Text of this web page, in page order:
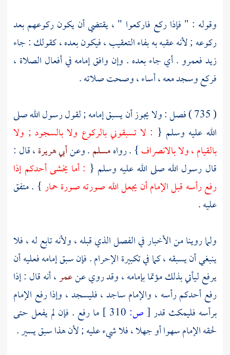
وقوله : " فإذا ركع فاركعوا " ، يقتضي أن يكون ركوعهم بعد
ركوعه ; لأنه عقبه به بفاء التعقيب ، فيكون بعده ، كقولك : جاء
زيد فعمرو . أي جاء بعده . وإن وافق إمامه في أفعال الصلاة ،
فركع وسجد معه ، أساء ، وصحت صلاته .
( 735 ) فصل : ولا يجوز أن يسبق إمامه ; لقول رسول الله صلى
الله عليه وسلم { : لا تسبقوني بالركوع ولا بالسجود ; ولا
بالقيام ، ولا بالانصراف} . رواهمسلم. وعنأبي هريرة، قال :
قال رسول الله صلى الله عليه وسلم { : أما يخشى أحدكم إذا
رفع رأسه قبل الإمام أن يجعل الله صورته صورة حمار} . متفق
عليه .
ولما روينا من الأخبار في الفصل الذي قبله ، ولأنه تابع له ، فلا
ينبغي أن يسبقه ، كما في تكبيرة الإحرام . فإن سبق إمامه فعليه أن
يرفع ليأتي بذلك مؤتما بإمامه ، وقد روي عنعمر، أنه قال : إذا
رفع أحدكم رأسه ، والإمام ساجد ، فليسجد ، وإذا رفع الإمام
برأسه فليمكث قدر[ص:
ما رفع . فإن لم يفعل حتى
لحقه الإمام سهوا أو جهلا ، فلا شيء عليه ; لأن هذا سبق يسير .